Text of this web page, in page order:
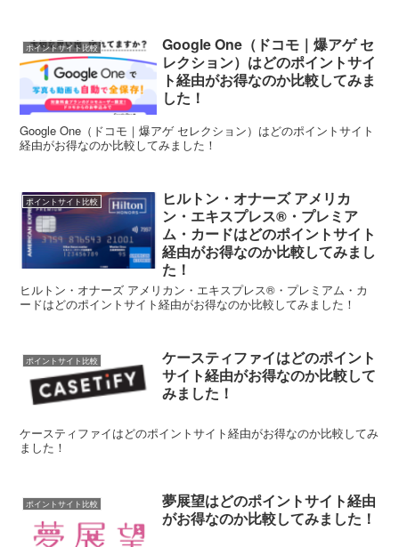
ポイントサイト比較
Google One（ドコモ｜爆アゲ セ
レクション）はどのポイントサイ
ト経由がお得なのか比較してみま
した！
Google One（ドコモ｜爆アゲ セレクション）はどのポイントサイト
経由がお得なのか比較してみました！
ポイントサイト比較
ヒルトン・オナーズ アメリカ
ン・エキスプレス®・プレミア
ム・カードはどのポイントサイト
経由がお得なのか比較してみまし
た！
ヒルトン・オナーズ アメリカン・エキスプレス®・プレミアム・カ
ードはどのポイントサイト経由がお得なのか比較してみました！
ポイントサイト比較
ケースティファイはどのポイント
サイト経由がお得なのか比較して
みました！
ケースティファイはどのポイントサイト経由がお得なのか比較してみ
ました！
ポイントサイト比較
夢展望はどのポイントサイト経由
がお得なのか比較してみました！